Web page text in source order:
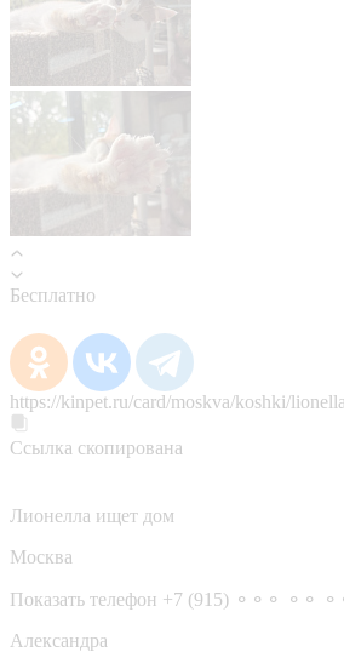
Бесплатно
https://kinpet.ru/card/moskva/koshki/
Ссылка скопирована
Лионелла ищет дом
Москва
Показать телефон +7 (915) ⚬⚬⚬ ⚬⚬
Александра